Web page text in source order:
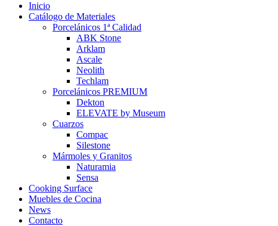
Inicio
Catálogo de Materiales
Porcelánicos 1ª Calidad
ABK Stone
Arklam
Ascale
Neolith
Techlam
Porcelánicos PREMIUM
Dekton
ELEVATE by Museum
Cuarzos
Compac
Silestone
Mármoles y Granitos
Naturamia
Sensa
Cooking Surface
Muebles de Cocina
News
Contacto